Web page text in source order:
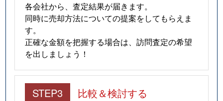
各会社から、査定結果が届きます。
同時に売却方法についての提案をしてもらえま
す。
正確な金額を把握する場合は、訪問査定の希望
を出しましょう！
STEP3 比較＆検討する